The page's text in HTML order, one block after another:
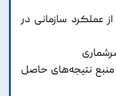
عملکرد سازمانی در
منبع نتیجه‌های حاصل